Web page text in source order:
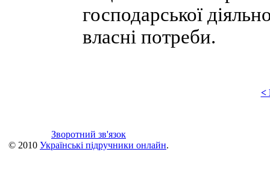
господарської
власні потреби.
<
Зворотний зв'язок
© 2010 Українські підручники онлайн.